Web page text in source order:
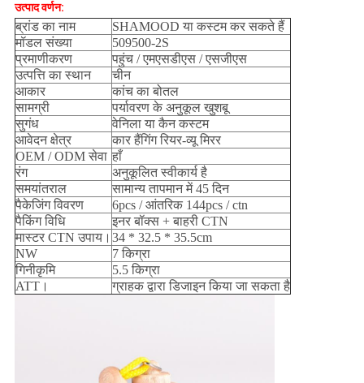
उत्पाद वर्णन:
ब्रांड का नाम
SHAMOOD या कस्टम कर सकते हैं
मॉडल संख्या
509500-2S
प्रमाणीकरण
पहुंच / एमएसडीएस / एसजीएस
उत्पत्ति का स्थान
चीन
आकार
कांच का बोतल
सामग्री
पर्यावरण के अनुकूल खुशबू
सुगंध
वेनिला या कैन कस्टम
आवेदन क्षेत्र
कार हैंगिंग रियर-व्यू मिरर
OEM / ODM सेवा हाँ
रंग
अनुकूलित स्वीकार्य है
समयांतराल
सामान्य तापमान में 45 दिन
पैकेजिंग विवरण
6pcs / आंतरिक 144pcs / ctn
पैकिंग विधि
इनर बॉक्स + बाहरी CTN
मास्टर CTN उपाय। 34 * 32.5 * 35.5cm
NW
7 किग्रा
गिनीकृमि
5.5 किग्रा
ATT।
ग्राहक द्वारा डिजाइन किया जा सकता है